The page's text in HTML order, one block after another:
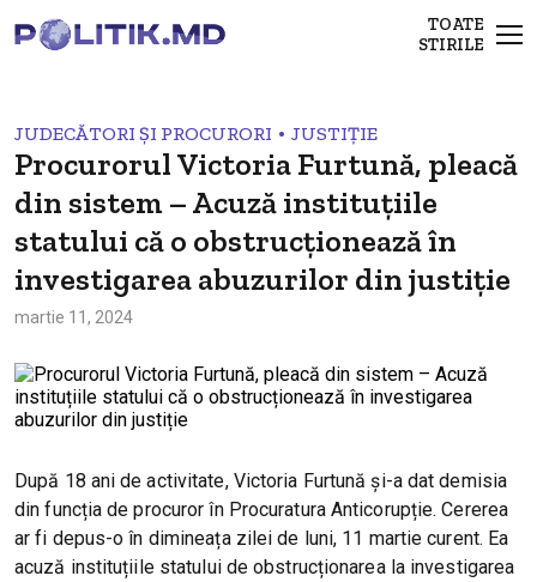
TOATE
STIRILE
JUDECĂTORI ȘI PROCURORI • JUSTIȚIE
Procurorul Victoria Furtună, pleacă
din sistem – Acuză instituțiile
statului că o obstrucționează în
investigarea abuzurilor din justiție
martie 11, 2024
După 18 ani de activitate, Victoria Furtună și-a dat demisia
din funcția de procuror în Procuratura Anticorupție. Cererea
ar fi depus-o în dimineața zilei de luni, 11 martie curent. Ea
acuză instituțiile statului de obstrucționarea la investigarea